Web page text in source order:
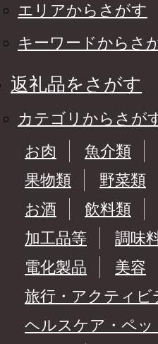
エリアからさがす
キーワードからさ
返礼品をさがす
カテゴリからさが
お肉
魚介類
果物類
野菜類
お酒
飲料類
加工品等
調味
電化製品
美容
旅行・アクティビ
ヘルスケア・ペッ